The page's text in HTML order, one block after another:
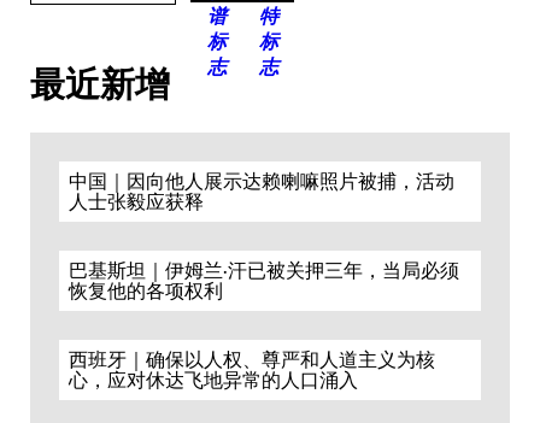
最近新增
中国｜因向他人展示达赖喇嘛照片被捕，活动
人士张毅应获释
巴基斯坦｜伊姆兰·汗已被关押三年，当局必须
恢复他的各项权利
西班牙｜确保以人权、尊严和人道主义为核
心，应对休达飞地异常的人口涌入